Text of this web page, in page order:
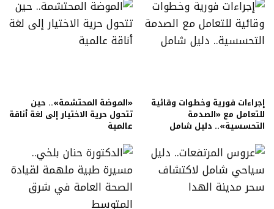
إجراءات فورية وخطوات وقائية
للتعامل مع «الصدمة
التحسسية».. دليل شامل
«الموضة المحتشمة».. حين
تتحول حرية الاختيار إلى لغة أناقة
عالمية